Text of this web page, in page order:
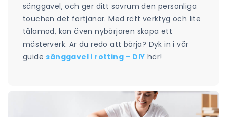
sänggavel, och ger ditt sovrum den personliga
touchen det förtjänar. Med rätt verktyg och lite
tålamod, kan även nybörjaren skapa ett
mästerverk. Är du redo att börja? Dyk in i vår
guidesänggavel i rotting – DIY här!